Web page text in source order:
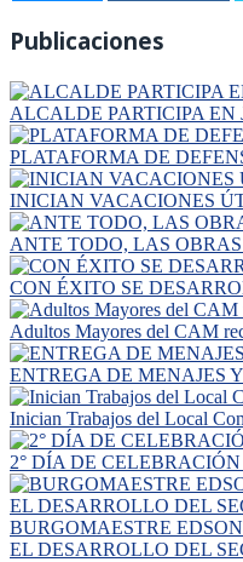
Publicaciones
ALCALDE PARTICIPA EN
PLATAFORMA DE
INICIAN VACACIONES
ANTE TODO, LAS
CON ÉXITO SE
Adultos Mayores del CAM
ENTREGA DE MENAJES
Inician Trabajos del Local
2° DÍA DE
BURGOMAESTRE
EL DESARROLLO DEL